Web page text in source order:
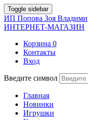
Toggle sidebar
ИП Попова Зоя
ИНТЕРНЕТ-МАГАЗИН
Корзина 0
Контакты
Вход
Введите символ
Главная
Новинки
Игрушки